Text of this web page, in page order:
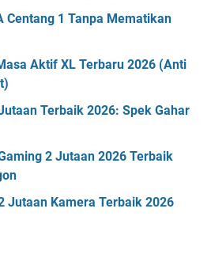
Centang 1 Tanpa Mematikan
Aktif XL Terbaru 2026 (Anti
Terbaik 2026: Spek Gahar
2 Jutaan 2026 Terbaik
Jutaan Kamera Terbaik 2026